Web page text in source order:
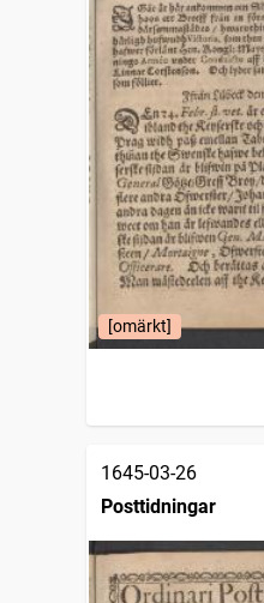
[omärkt]
1645-03-26
Posttidningar